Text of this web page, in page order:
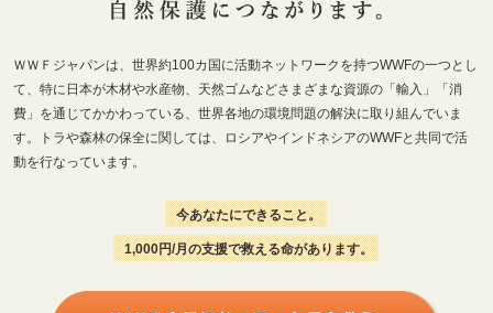
ＷＷＦジャパンは、世界約100カ国に活動ネットワークを持つWWFの一つとし
て、特に日本が木材や水産物、天然ゴムなどさまざまな資源の「輸入」「消
費」を通じてかかわっている、世界各地の環境問題の解決に取り組んでいま
す。トラや森林の保全に関しては、ロシアやインドネシアのWWFと共同で活
動を行なっています。
今あなたにできること。
1,000円/月の支援で救える命があります。